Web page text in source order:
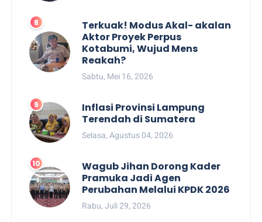
Terkuak! Modus Akal- akalan
Aktor Proyek Perpus
Kotabumi, Wujud Mens
Reakah?
Sabtu, Mei 16, 2026
Inflasi Provinsi Lampung
Terendah di Sumatera
Selasa, Agustus 04, 2026
Wagub Jihan Dorong Kader
Pramuka Jadi Agen
Perubahan Melalui KPDK 2026
Rabu, Juli 29, 2026